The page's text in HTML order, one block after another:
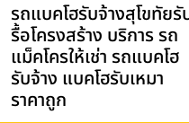
รถแบคโฮรับจ้างสุโขทัยรั
รื้อโครงสร้าง บริการ รถ
แม็คโครให้เช่า รถแบคโฮ
รับจ้าง แบคโฮรับเหมา
ราคาถูก